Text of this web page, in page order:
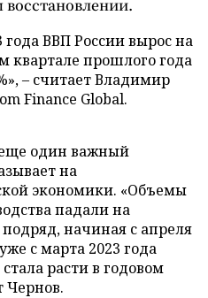
восстановлении.
года ВВП России вырос на
квартале прошлого года
– считает Владимир
Finance Global.
один важный
на
экономики. «Объемы
падали на
начиная с апреля
с марта 2023 года
расти в годовом
Чернов.